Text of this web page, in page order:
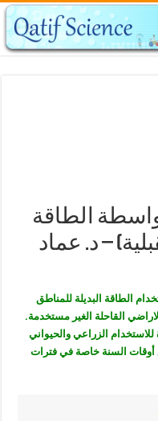
الطاقة
– د. عماد
الطاقة البديلة للمناطق
القاحلة الغير مستخدمة.
الزراعي والحيواني
أوقات السنة خاصة في فترات